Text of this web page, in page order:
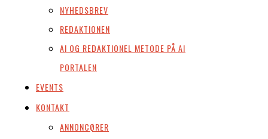
NYHEDSBREV
REDAKTIONEN
AI OG REDAKTIONEL METODE PÅ AI
PORTALEN
EVENTS
KONTAKT
ANNONCØRER